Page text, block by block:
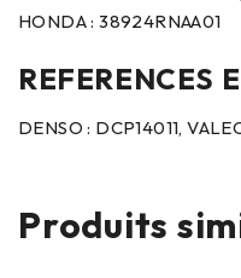
HONDA : 38924RNAA01
REFERENCES
DENSO : DCP14011,
Produits